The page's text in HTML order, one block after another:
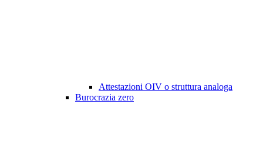
Attestazioni OIV o struttura analoga
Burocrazia zero